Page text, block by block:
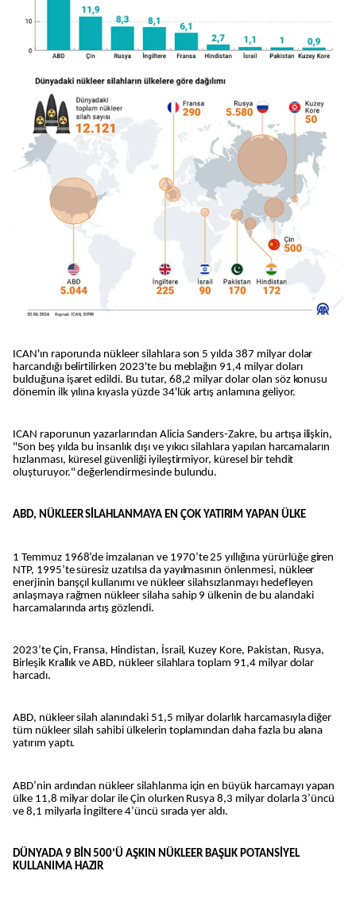
ICAN'ın raporunda nükleer silahlara son 5 yılda 387 milyar dolar
harcandığı belirtilirken 2023'te bu meblağın 91,4 milyar doları
bulduğuna işaret edildi. Bu tutar, 68,2 milyar dolar olan söz konusu
dönemin ilk yılına kıyasla yüzde 34'lük artış anlamına geliyor.
ICAN raporunun yazarlarından Alicia Sanders-Zakre, bu artışa ilişkin,
"Son beş yılda bu insanlık dışı ve yıkıcı silahlara yapılan harcamaların
hızlanması, küresel güvenliği iyileştirmiyor, küresel bir tehdit
oluşturuyor." değerlendirmesinde bulundu.
ABD, NÜKLEER SİLAHLANMAYA EN ÇOK YATIRIM YAPAN ÜLKE
1 Temmuz 1968’de imzalanan ve 1970’te 25 yıllığına yürürlüğe giren
NTP, 1995’te süresiz uzatılsa da yayılmasının önlenmesi, nükleer
enerjinin barışçıl kullanımı ve nükleer silahsızlanmayı hedefleyen
anlaşmaya rağmen nükleer silaha sahip 9 ülkenin de bu alandaki
harcamalarında artış gözlendi.
2023’te Çin, Fransa, Hindistan, İsrail, Kuzey Kore, Pakistan, Rusya,
Birleşik Krallık ve ABD, nükleer silahlara toplam 91,4 milyar dolar
harcadı.
ABD, nükleer silah alanındaki 51,5 milyar dolarlık harcamasıyla diğer
tüm nükleer silah sahibi ülkelerin toplamından daha fazla bu alana
yatırım yaptı.
ABD’nin ardından nükleer silahlanma için en büyük harcamayı yapan
ülke 11,8 milyar dolar ile Çin olurken Rusya 8,3 milyar dolarla 3’üncü
ve 8,1 milyarla İngiltere 4’üncü sırada yer aldı.
DÜNYADA 9 BİN 500’Ü AŞKIN NÜKLEER BAŞLIK POTANSİYEL
KULLANIMA HAZIR